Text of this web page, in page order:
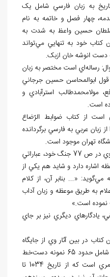
به زبان فارسي شامل يک
چهار فصل و خاتمه به نام
حسين واعظ به شدت به
کتاب خود به تنهايي ميتواند
دست انوشه خان ازبک.
رسالهاي است مختصر به زبان
ابوالمحاسن حسين جرجاني
مولامحمدطالب استرآبادي و
است.
است از کتاب ضوابط الرّضاع
سال 1077ق، آن را از زبان عربي به فارسي برگردانده
تهران موجود است.
علاوه بر تأليفاتي كه معرفي شد، وي در ص 77 جنگ خود، عباراتي
اشاره دارد و شايد هم يكي از
ميگويد: «... بنابر آن، از كلام
به طريق موعظه و زبان آداب
نموده است.»
يادگارهاي ديگري نيز بر جاي
در بين آثار وي از جايگاه
نمونه دست
خط
هاي سده يازدهم قمري است كه از تاريخ 1034 تا